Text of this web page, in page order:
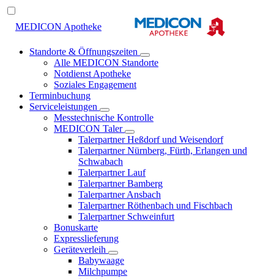
MEDICON Apotheke
Standorte & Öffnungszeiten
Alle MEDICON Standorte
Notdienst Apotheke
Soziales Engagement
Terminbuchung
Serviceleistungen
Messtechnische Kontrolle
MEDICON Taler
Talerpartner Heßdorf und Weisendorf
Talerpartner Nürnberg, Fürth, Erlangen und
Schwabach
Talerpartner Lauf
Talerpartner Bamberg
Talerpartner Ansbach
Talerpartner Röthenbach und Fischbach
Talerpartner Schweinfurt
Bonuskarte
Expresslieferung
Geräteverleih
Babywaage
Milchpumpe